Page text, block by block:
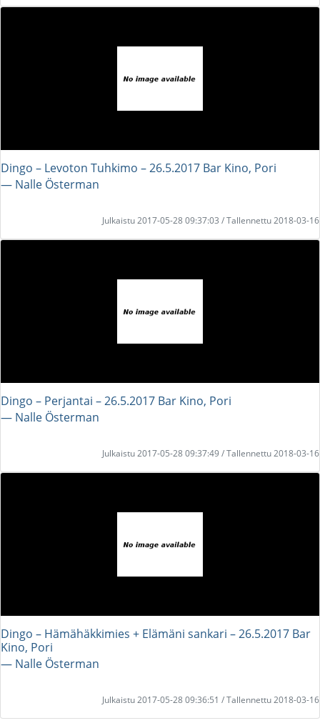
Dingo – Levoton Tuhkimo – 26.5.2017 Bar Kino, Pori
― Nalle Österman
Julkaistu 2017-05-28 09:37:03 / Tallennettu 2018-03-16
Dingo – Perjantai – 26.5.2017 Bar Kino, Pori
― Nalle Österman
Julkaistu 2017-05-28 09:37:49 / Tallennettu 2018-03-16
Dingo – Hämähäkkimies + Elämäni sankari – 26.5.2017 Bar
Kino, Pori
― Nalle Österman
Julkaistu 2017-05-28 09:36:51 / Tallennettu 2018-03-16